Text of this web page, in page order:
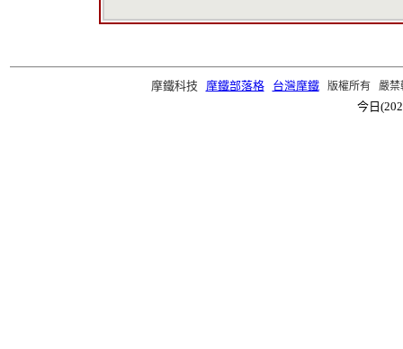
摩鐵科技 摩鐵部落格 台灣摩鐵版權所有 嚴禁
今日